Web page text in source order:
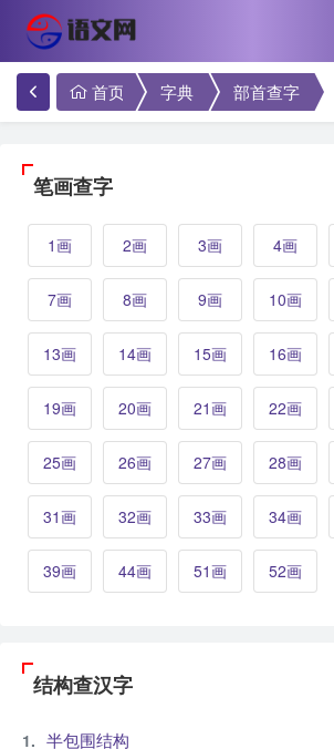
首页 字典 部首查字
笔画查字
1画 2画 3画 4画
7画 8画 9画 10画
13画 14画 15画 16画
19画 20画 21画 22画
25画 26画 27画 28画
31画 32画 33画 34画
39画 44画 51画 52画
结构查汉字
半包围结构